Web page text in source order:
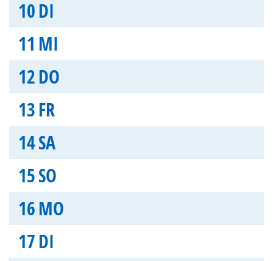
10DI
11 MI
12DO
13FR
14SA
15SO
16MO
17DI